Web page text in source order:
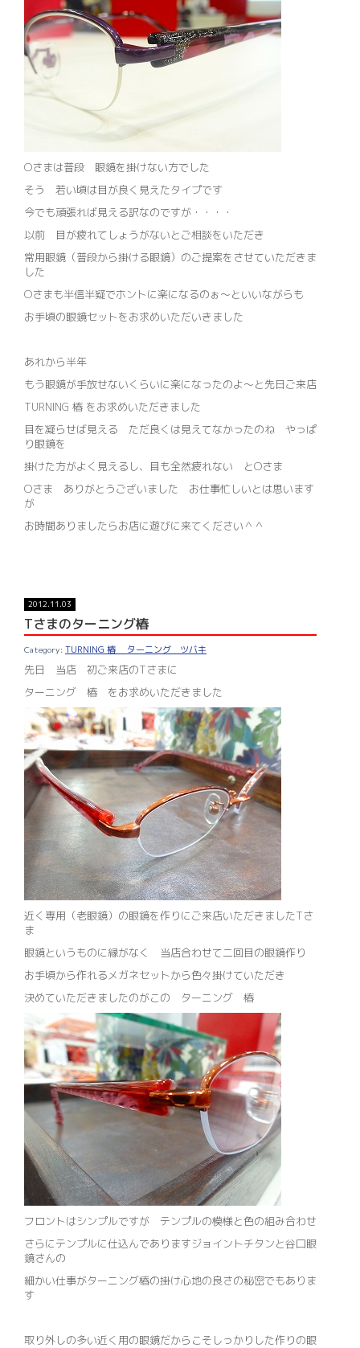
Oさまは普段 眼鏡を掛けない方でした
そう 若い頃は目が良く見えたタイプです
今でも頑張れば見える訳なのですが・・・・
以前 目が疲れてしょうがないとご相談をいただき
常用眼鏡（普段から掛ける眼鏡）のご提案をさせていただきま
した
Oさまも半信半疑でホントに楽になるのぉ～といいながらも
お手頃の眼鏡セットをお求めいただいきました
あれから半年
もう眼鏡が手放せないくらいに楽になったのよ～と先日ご来店
TURNING 椿 をお求めいただきました
目を凝らせば見える ただ良くは見えてなかったのね やっぱ
り眼鏡を
掛けた方がよく見えるし、目も全然疲れない とOさま
Oさま ありがとうございました お仕事忙しいとは思います
が
お時間ありましたらお店に遊びに来てください＾＾
2012.11.03
TURNING 椿 ターニング ツバキ
Tさまのターニング椿
先日 当店 初ご来店のTさまに
ターニング 椿 をお求めいただきました
近く専用（老眼鏡）の眼鏡を作りにご来店いただきましたTさ
ま
眼鏡というものに縁がなく 当店合わせて二回目の眼鏡作り
お手頃から作れるメガネセットから色々掛けていただき
決めていただきましたのがこの ターニング 椿
フロントはシンプルですが テンプルの模様と色の組み合わせ
さらにテンプルに仕込んでありますジョイントチタンと谷口眼
鏡さんの
細かい仕事がターニング椿の掛け心地の良さの秘密でもありま
す
取り外しの多い近く用の眼鏡だからこそしっかりした作りの眼